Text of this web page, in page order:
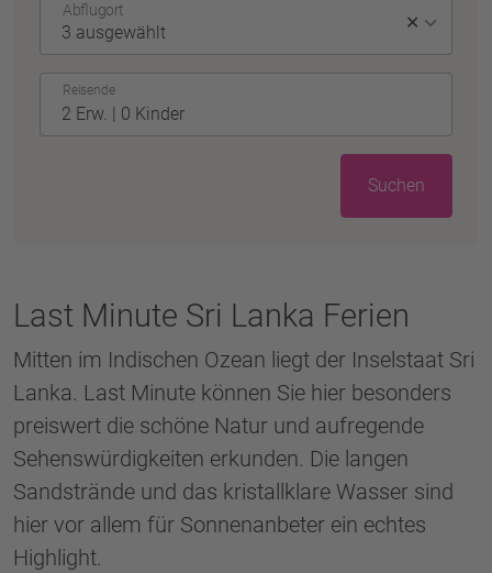
✕
Abflugort
Reisende
Suchen
Last Minute Sri Lanka Ferien
Mitten im Indischen Ozean liegt der Inselstaat Sri
Lanka. Last Minute können Sie hier besonders
preiswert die schöne Natur und aufregende
Sehenswürdigkeiten erkunden. Die langen
Sandstrände und das kristallklare Wasser sind
hier vor allem für Sonnenanbeter ein echtes
Highlight.